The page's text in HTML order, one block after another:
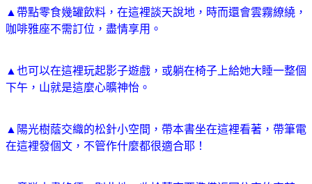
▲帶點零食幾罐飲料，在這裡談天說地，時而還會雲霧繚繞，
咖啡雅座不需訂位，盡情享用。
▲也可以在這裡玩起影子遊戲，或躺在椅子上給她大睡一整個
下午，山就是這麼心曠神怡。
▲陽光樹蔭交織的松針小空間，帶本書坐在這裡看著，帶筆電
在這裡發個文，不管作什麼都很適合耶！